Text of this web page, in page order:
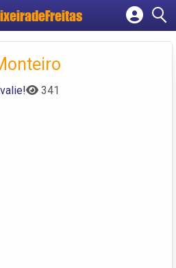
Cadastrar empresa
Criar conta
341